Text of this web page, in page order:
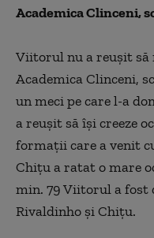
Academica Clinceni,
Viitorul nu a reuşit să
Academica Clinceni,
un meci pe care l-a
a reuşit să îşi creeze
formaţii care a venit
Chiţu a ratat o mare
min. 79 Viitorul a fost
Rivaldinho şi Chiţu.